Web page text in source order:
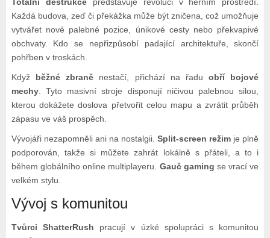
Každá budova, zeď či překážka může být zničena, což umožňuje
vytvářet nové palebné pozice, únikové cesty nebo překvapivé
obchvaty. Kdo se nepřizpůsobí padající architektuře, skončí
pohřben v troskách.
Když běžné zbraně nestačí, přichází na řaduobří bojové
mechy. Tyto masivní stroje disponují ničivou palebnou silou,
kterou dokážete doslova přetvořit celou mapu a zvrátit průběh
zápasu ve váš prospěch.
Vývojáři nezapomněli ani na nostalgii.Split-screen režim je plně
podporován, takže si můžete zahrát lokálně s přáteli, a to i
během globálního online multiplayeru. Gauč gaming se vrací ve
velkém stylu.
Vývoj s komunitou
Tvůrci ShatterRush pracují v úzké spolupráci s komunitou